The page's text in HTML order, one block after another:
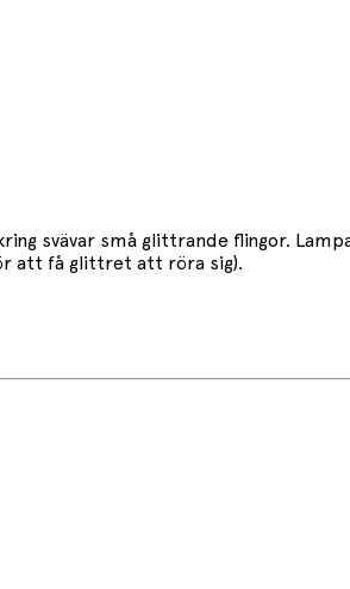
svävar små glittrande flingor.
att få glittret att röra sig).